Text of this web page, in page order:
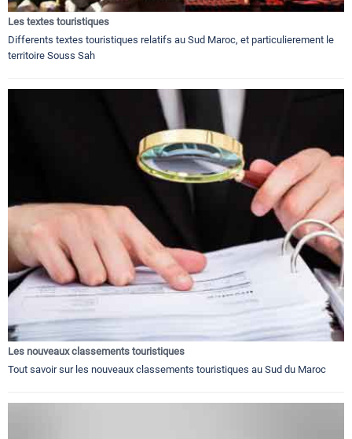
Les textes touristiques
Differents textes touristiques relatifs au Sud Maroc, et particulierement le
territoire Souss Sah
Les nouveaux classements touristiques
Tout savoir sur les nouveaux classements touristiques au Sud du Maroc